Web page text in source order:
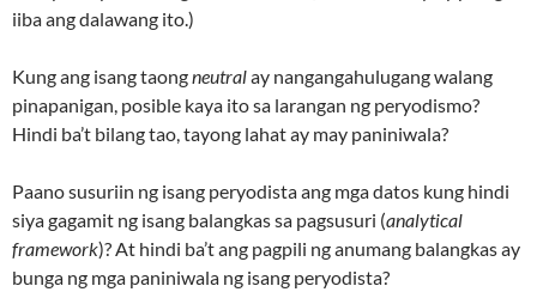
iiba ang dalawang ito.)
Kung ang isang taongneutralay nangangahulugang walang
pinapanigan, posible kaya ito sa larangan ng peryodismo?
Hindi ba’t bilang tao, tayong lahat ay may paniniwala?
Paano susuriin ng isang peryodista ang mga datos kung hindi
siya gagamit ng isang balangkas sa pagsusuri (analytical
framework)? At hindi ba’t ang pagpili ng anumang balangkas ay
bunga ng mga paniniwala ng isang peryodista?